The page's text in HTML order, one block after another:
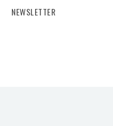
NEWSLETTER